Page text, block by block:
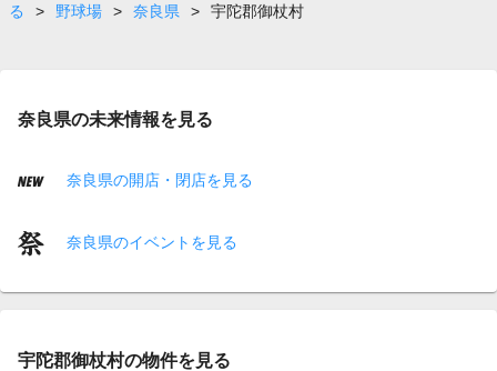
る
> 野球場 > 奈良県 > 宇陀郡御杖村
奈良県の未来情報を見る
奈良県の開店・閉店を見る
奈良県のイベントを見る
宇陀郡御杖村の物件を見る